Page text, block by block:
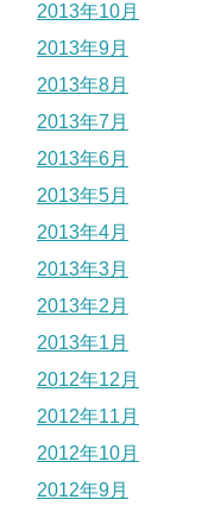
2013年10月
2013年9月
2013年8月
2013年7月
2013年6月
2013年5月
2013年4月
2013年3月
2013年2月
2013年1月
2012年12月
2012年11月
2012年10月
2012年9月